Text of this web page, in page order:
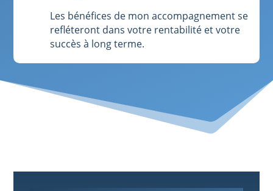
Les bénéfices de mon accompagnement se
refléteront dans votre rentabilité et votre
succès à long terme.